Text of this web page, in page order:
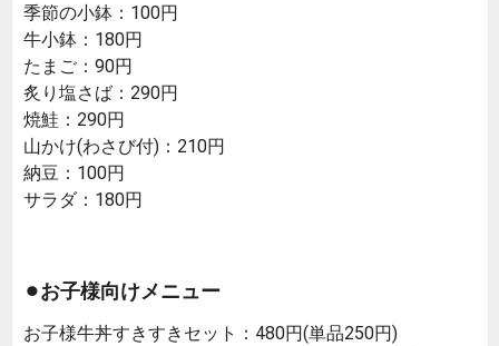
季節の小鉢：100円
牛小鉢：180円
たまご：90円
炙り塩さば：290円
焼鮭：290円
山かけ(わさび付)：210円
納豆：100円
サラダ：180円
⚫︎お子様向けメニュー
お子様牛丼すきすきセット：480円(単品250円)